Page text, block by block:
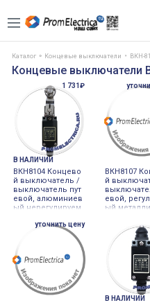
Каталог Концевые выключатели ВКН-81
Концевые выключатели
1 731₽
В НАЛИЧИИ
ВКН8104 Концево
й выключатель /
выключатель пут
евой, алюминиев
ый нерегулируем
ВКН8107
й
евой,
ый
уточнить цену
В НАЛИЧИИ